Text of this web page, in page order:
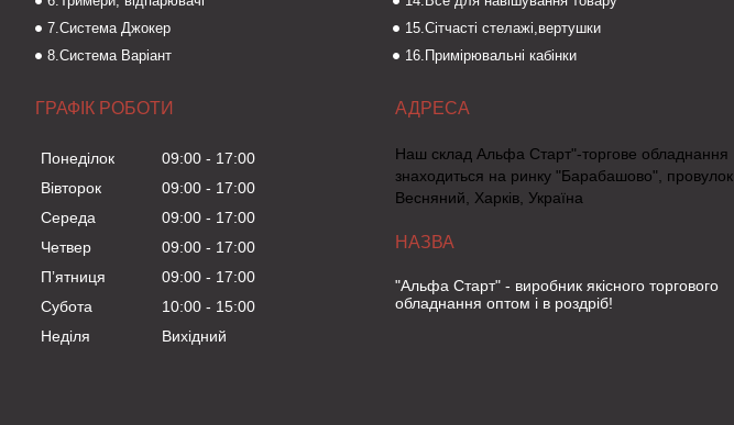
7.Система Джокер
8.Система Варіант
15.Сітчасті стелажі,вертушки
16.Примірювальні кабінки
ГРАФІК РОБОТИ
Понеділок 09:00
17:00
Вівторок
09:00
17:00
Середа
09:00
17:00
Четвер
09:00
17:00
Пʼятниця
09:00
17:00
Субота
10:00
15:00
Неділя
Вихідний
Наш склад Альфа Старт"-торгове обладнання
знаходиться на ринку "Барабашово", провулок
Весняний, Харків, Україна
"Альфа Старт" - виробник якісного торгового
обладнання оптом і в роздріб!